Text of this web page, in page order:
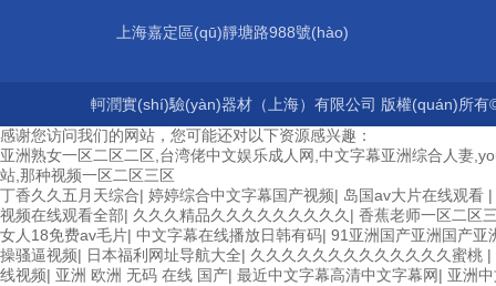
上海嘉定區(qū)靜塘路988號(hào)
軻潤實(shí)驗(yàn)器材（上海）有限公司 版權(quán)所
感谢您访问我们的网站，您可能还对以下资源感兴趣：
亚洲熟女一区二区二区,台湾佬中文娱乐成人网,中文字幕亚洲综合人妻
站,那种视频一区二区三区
丁香久久五月天综合| 婷婷综合中文字幕国产视频| 岛国av大片在线观看 |
视频在线观看全部| 久久久精品久久久久久久久久久 | 香蕉老师一区二区
女人18免费av毛片| 中文字幕在线播放日韩有码| 91亚洲国产亚洲国产亚
操骚逼视频| 日本福利网址导航大全| 久久久久久久久久久久久久久蜜桃 |
线视频| 亚洲 欧洲 无码 在线 国产| 最近中文字幕高清中文字幕网| 亚洲